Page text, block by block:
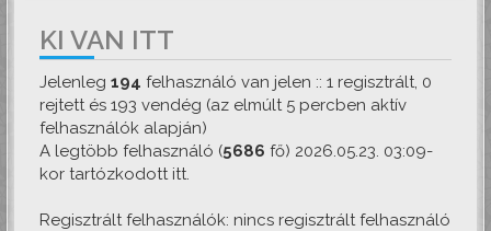
KI VAN ITT
Jelenleg 194 felhasználó van jelen :: 1 regisztrált, 0
rejtett és 193 vendég (az elmúlt 5 percben aktív
felhasználók alapján)
A legtöbb felhasználó (5686 fő) 2026.05.23. 03:09-
kor tartózkodott itt.
Regisztrált felhasználók: nincs regisztrált felhasználó